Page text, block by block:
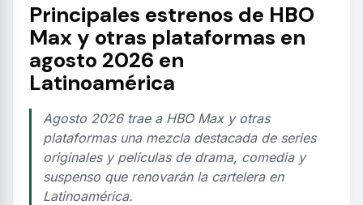
Principales estrenos de HBO
Max y otras plataformas en
agosto 2026 en
Latinoamérica
Agosto 2026 trae a HBO Max y otras
plataformas una mezcla destacada de series
originales y películas de drama, comedia y
suspenso que renovarán la cartelera en
Latinoamérica.